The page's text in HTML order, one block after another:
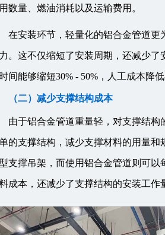
数量、燃油消耗以及运输费用。
在安装环节，轻量化的铝合金管道
。这不仅缩短了安装周期，还减少
间能够缩短30% - 50%，人工成本降低
（二）减少支撑结构成本
由于铝合金管道重量轻，对支撑结构
的支撑结构，减少支撑材料的用量
支撑吊架，而使用铝合金管道则可以
成本，还减少了支撑结构的安装工作